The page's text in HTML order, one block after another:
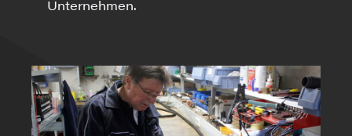
Unternehmen.